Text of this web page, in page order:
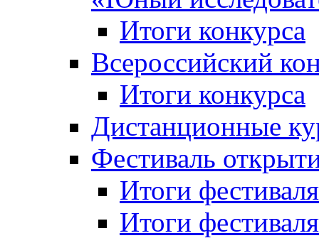
Итоги конкурса
Всероссийский
Итоги конкурса
Дистанционные
Фестиваль
Итоги
Итоги